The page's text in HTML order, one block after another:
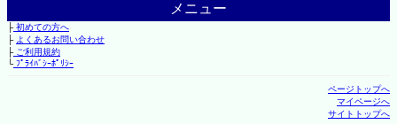
メニュー
├初めての方へ
├ よくあるお問い合わせ
├ご利用規約
└ﾌﾟﾗｲﾊﾞｼｰﾎﾟﾘｼｰ
ページトップへ
マイページへ
サイトトップへ